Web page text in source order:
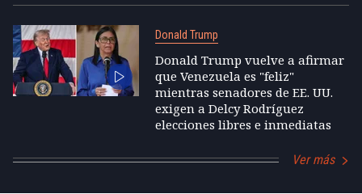
Donald Trump
Donald Trump vuelve a afirmar
que Venezuela es "feliz"
mientras senadores de EE. UU.
exigen a Delcy Rodríguez
elecciones libres e inmediatas
Ver más